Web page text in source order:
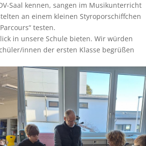
Saal kennen, sangen im Musikunterricht
an einem kleinen Styroporschiffchen
testen.
in unsere Schule bieten. Wir würden
innen der ersten Klasse begrüßen